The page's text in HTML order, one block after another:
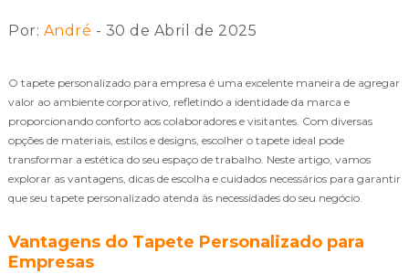
Por: André - 30 de Abril de 2025
O tapete personalizado para empresa é uma excelente maneira de agregar
valor ao ambiente corporativo, refletindo a identidade da marca e
proporcionando conforto aos colaboradores e visitantes. Com diversas
opções de materiais, estilos e designs, escolher o tapete ideal pode
transformar a estética do seu espaço de trabalho. Neste artigo, vamos
explorar as vantagens, dicas de escolha e cuidados necessários para garantir
que seu tapete personalizado atenda às necessidades do seu negócio.
Vantagens do Tapete Personalizado para
Empresas